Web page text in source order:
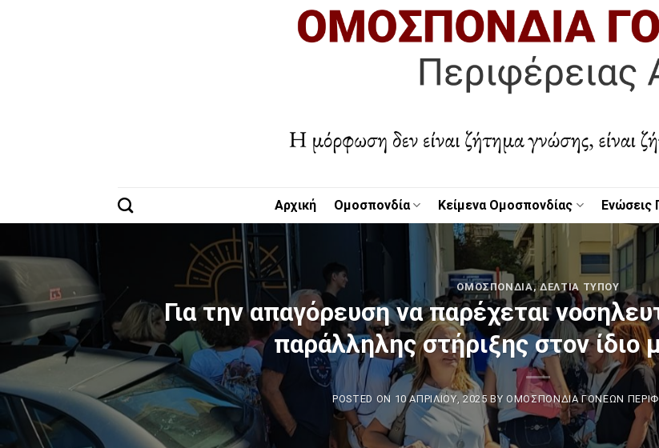
Αρχική Oμοσπονδία Κείμενα Ομοσπονδίας Ενώσεις
OΜΟΣΠΟΝΔΊΑ,ΔΕΛΤΊΑ ΤΎΠΟΥ
Για την απαγόρευση να παρέχεται
παράλληλης στήριξης στον ίδιο
POSTED ON 10 ΑΠΡΙΛΊΟΥ, 2025 BYΟΜΟΣΠΟΝΔΊΑ ΓΟΝΈΩΝ